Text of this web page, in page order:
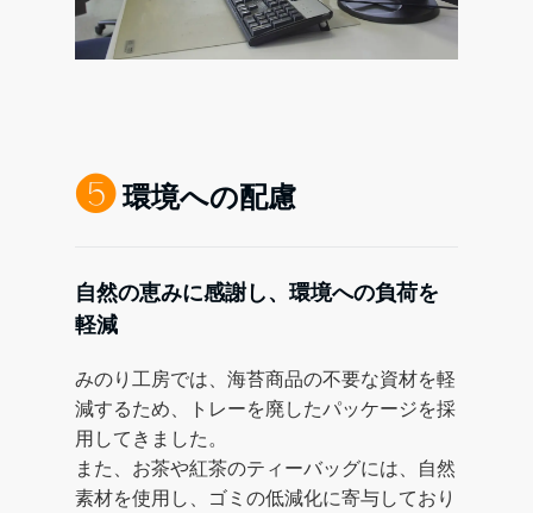
❺環境への配慮
自然の恵みに感謝し、環境への負荷を
軽減
みのり工房では、海苔商品の不要な資材を軽
減するため、トレーを廃したパッケージを採
用してきました。
また、お茶や紅茶のティーバッグには、自然
素材を使用し、ゴミの低減化に寄与しており